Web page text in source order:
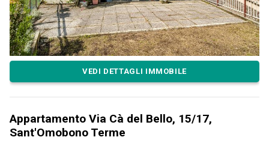
VEDI DETTAGLI IMMOBILE
Appartamento Via Cà del Bello, 15/17,
Sant'Omobono Terme